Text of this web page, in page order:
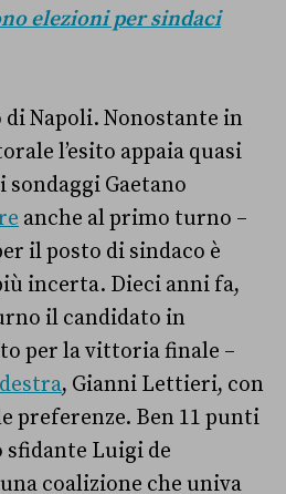
elezioni per sindaci
di Napoli. Nonostante in
l’esito appaia quasi
sondaggi Gaetano
anche al primo turno –
il posto di sindaco è
incerta. Dieci anni fa,
il candidato in
per la vittoria finale –
, Gianni Lettieri, con
preferenze. Ben 11 punti
Luigi de
coalizione che univa